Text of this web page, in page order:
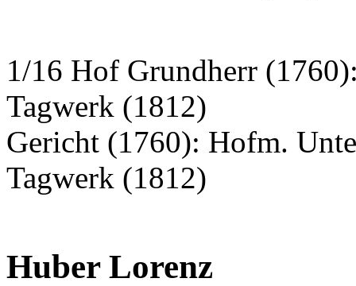
1/16 Hof Grundherr
Tagwerk (1812)
Gericht (1760): Hofm.
Tagwerk (1812)
Huber Lorenz